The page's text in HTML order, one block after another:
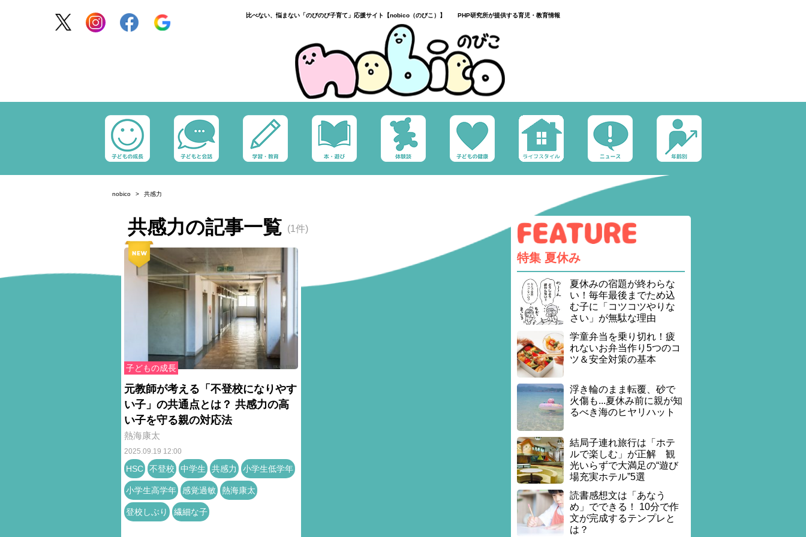
比べない、悩まない「のびのび子育て」応援サイト【nobico（のびこ）】 PHP研究所が提供する育児・教育情報
nobico 共感力
共感力の記事一覧 (1件)
子どもの成長
元教師が考える「不登校になりやす
い子」の共通点とは？ 共感力の高
い子を守る親の対応法
熱海康太
2025.09.19 12:00
HSC 不登校 中学生 共感力 小学生低学年
小学生高学年 感覚過敏 熱海康太
登校しぶり 繊細な子
特集 夏休み
夏休みの宿題が終わらな
い！毎年最後までため込
む子に「コツコツやりな
さい」が無駄な理由
学童弁当を乗り切れ！疲
れないお弁当作り5つのコ
ツ＆安全対策の基本
浮き輪のまま転覆、砂で
火傷も...夏休み前に親が知
るべき海のヒヤリハット
結局子連れ旅行は「ホテ
ルで楽しむ」が正解 観
光いらずで大満足の“遊び
場充実ホテル”5選
読書感想文は「あなう
め」でできる！ 10分で作
文が完成するテンプレと
は？